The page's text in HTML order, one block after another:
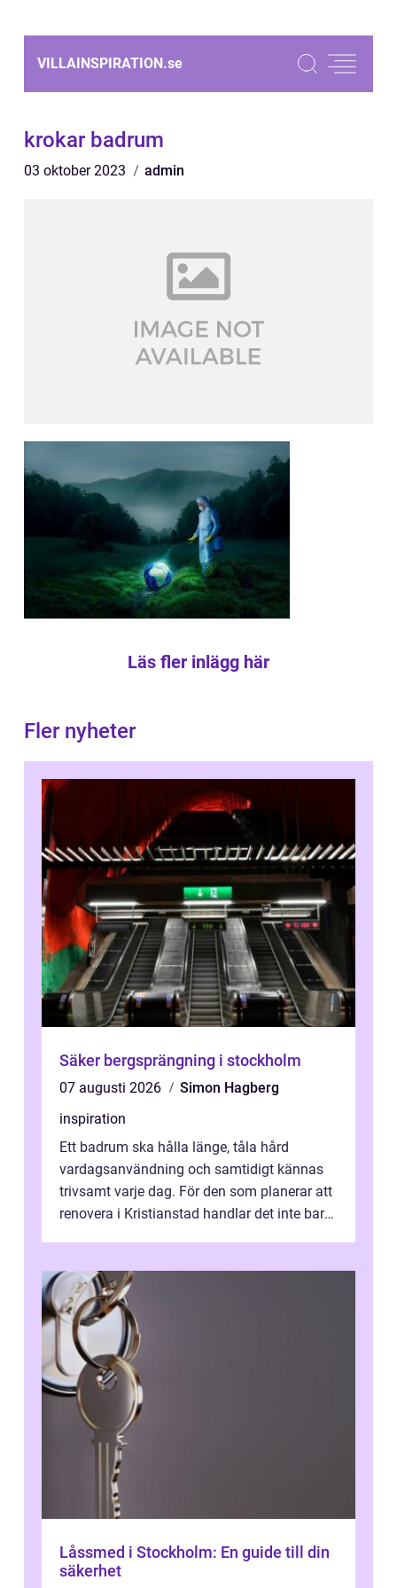
VILLAINSPIRATION.se
krokar badrum
03 oktober 2023 admin
Läs fler inlägg här
Fler nyheter
Säker bergsprängning i stockholm
07 augusti 2026
Simon Hagberg
inspiration
Ett badrum ska hålla länge, tåla hård
vardagsanvändning och samtidigt kännas
trivsamt varje dag. För den som planerar att
renovera i Kristianstad handlar det inte bara
Låssmed i Stockholm: En guide till din
säkerhet